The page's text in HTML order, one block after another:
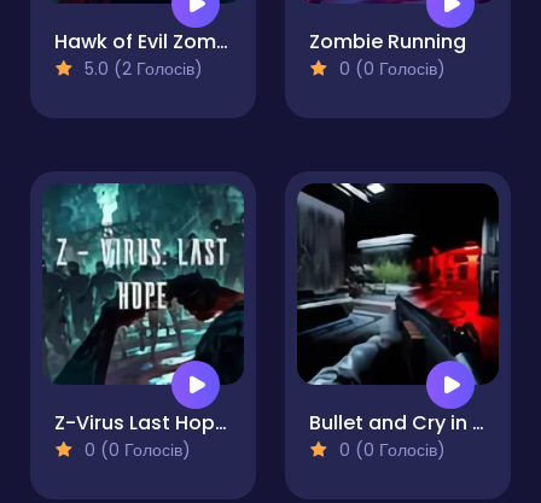
Hawk of Evil Zombie Invasion
5.0 (2 Голосів)
Zombie Running
0 (0 Голосів)
Z-Virus Last Hope Demo
0 (0 Голосів)
Bullet and Cry in Space
0 (0 Голосів)